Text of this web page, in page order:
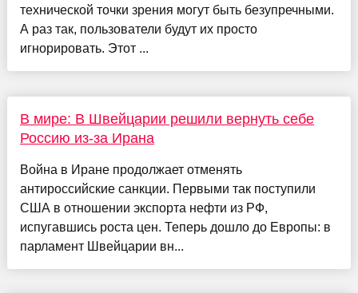
технической точки зрения могут быть безупречными.
А раз так, пользователи будут их просто
игнорировать. Этот ...
В мире: В Швейцарии решили вернуть себе
Россию из-за Ирана
Война в Иране продолжает отменять
антироссийские санкции. Первыми так поступили
США в отношении экспорта нефти из РФ,
испугавшись роста цен. Теперь дошло до Европы: в
парламент Швейцарии вн...